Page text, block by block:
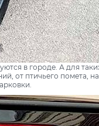
в городе. А для
от птичьего помета,